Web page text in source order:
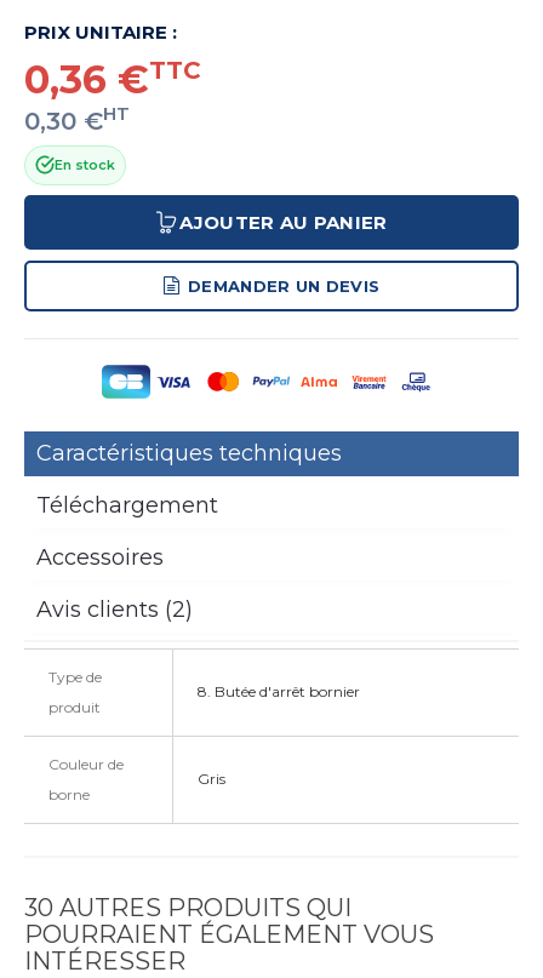
PRIX UNITAIRE :
0,36 €TTC
0,30 €HT
En stock
AJOUTER AU PANIER
DEMANDER UN DEVIS
Caractéristiques techniques
Téléchargement
Accessoires
Avis clients (2)
Type de
produit
8. Butée d'arrêt bornier
Couleur de
borne
Gris
30 AUTRES PRODUITS QUI
POURRAIENT ÉGALEMENT VOUS
INTÉRESSER